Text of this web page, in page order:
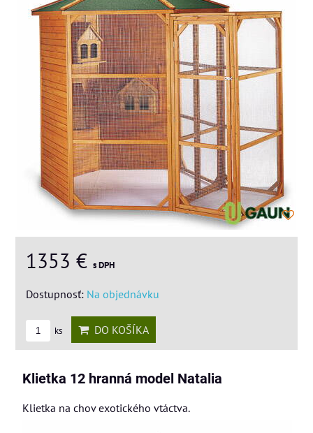
1353 € s DPH
Dostupnosť: Na objednávku
ks DO KOŠÍKA
Klietka 12 hranná model Natalia
Klietka na chov exotického vtáctva.